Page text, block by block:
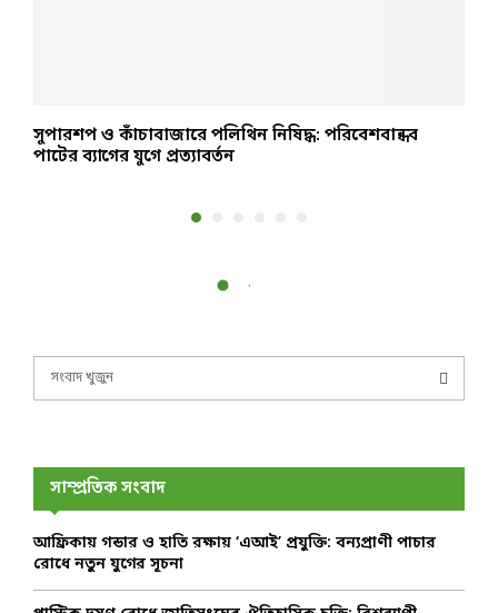
সুপারশপ ও কাঁচাবাজারে পলিথিন নিষিদ্ধ: পরিবেশবান্ধব
পাটের ব্যাগের যুগে প্রত্যাবর্তন
f
r
E
A
সাম্প্রতিক সংবাদ
আফ্রিকায় গন্ডার ও হাতি রক্ষায় ‘এআই’ প্রযুক্তি: বন্যপ্রাণী পাচার
রোধে নতুন যুগের সূচনা